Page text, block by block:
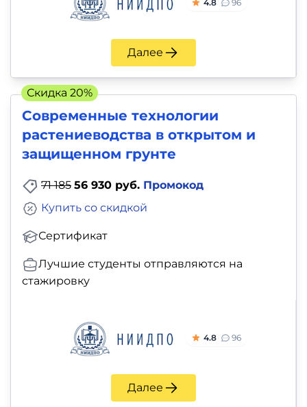
4.8 96
Далее
Современные технологии
растениеводства в открытом и
защищенном грунте
71 185 56 930 руб. Промокод
Сертификат
Купить со скидкой
Лучшие студенты отправляются на
стажировку
4.8 96
Далее
Скидка 20%